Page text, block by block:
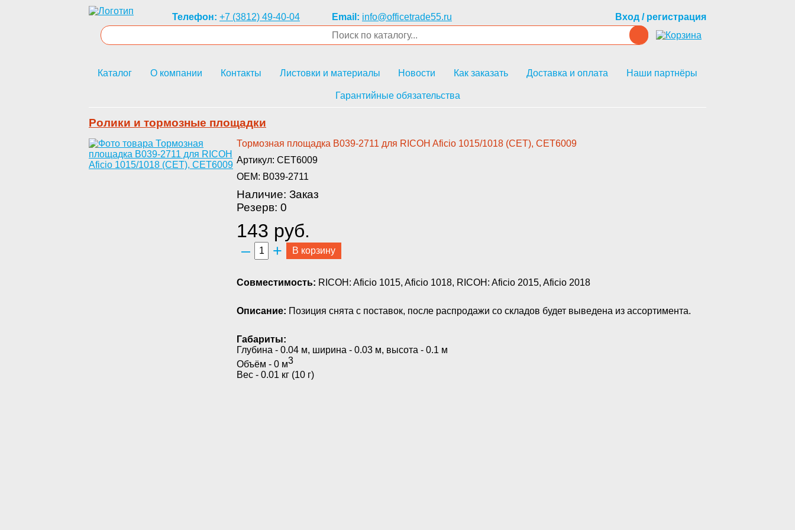
Телефон: +7 (3812) 49-40-04 Email: info@officetrade55.ru Вход / регистрация
Каталог О компании Контакты Листовки и материалы Новости Как заказать Доставка и оплата Наши партнёры
Гарантийные обязательства
Ролики и тормозные площадки
Тормозная ­площадка B039-2711 для RICOH A­ficio 1015/1018 (CET), CET6009­
Артикул: CET6009
OEM: B039-2711
Наличие: Заказ
Резерв: 0
143 руб.
– + В корзину
Совместимость: RICOH: Aficio 1015, Aficio 1018, RICOH: Aficio 2015, Aficio 2018
Описание: Позиция снята с поставок, после распродажи со складов будет выведена из ассортимента.
Габариты:
Глубина - 0.04 м, ширина - 0.03 м, высота - 0.1 м
Объём - 0 м3
Вес - 0.01 кг (10 г)